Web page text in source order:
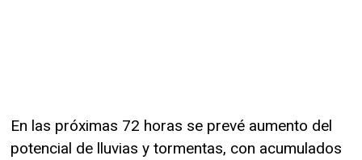
En las próximas 72 horas se prevé aumento del
potencial de lluvias y tormentas, con acumulados